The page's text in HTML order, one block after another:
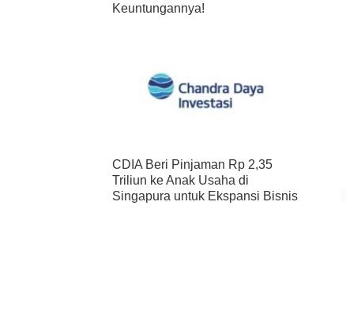
Keuntungannya!
CDIA Beri Pinjaman Rp 2,35
Triliun ke Anak Usaha di
Singapura untuk Ekspansi Bisnis